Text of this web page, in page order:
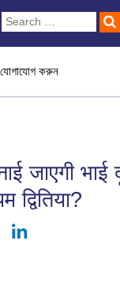
যোগাযোগ করুন
जाएगी भाई